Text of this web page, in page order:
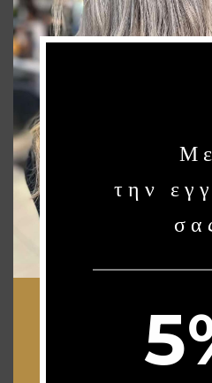
NEWSLETTER
Stay up to date with our latest news,
SUBSCRIBE ⟶
VISIT US
Georgiou Gennimata 24,
Telephone 1 : 210 96 26 448
Telephone 2 : 210 96 26 458
Με
την